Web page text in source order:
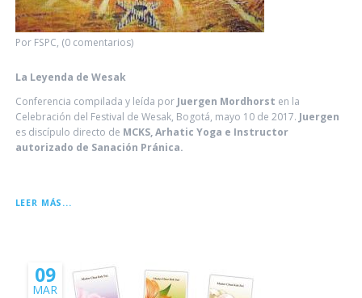
Por FSPC, (0 comentarios)
La Leyenda de Wesak
Conferencia compilada y leída por Juergen Mordhorst en la
Celebración del Festival de Wesak, Bogotá, mayo 10 de 2017. Juergen
es discípulo directo de MCKS, Arhatic Yoga e Instructor
autorizado de Sanación Pránica.
LEER MÁS...
09
MAR